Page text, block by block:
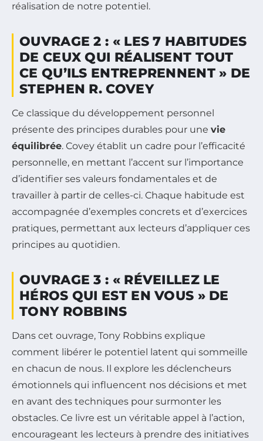
réalisation de notre potentiel.
OUVRAGE 2 : « LES 7 HABITUDES
DE CEUX QUI RÉALISENT TOUT
CE QU’ILS ENTREPRENNENT » DE
STEPHEN R. COVEY
Ce classique du développement personnel
présente des principes durables pour une vie
équilibrée. Covey établit un cadre pour l’efficacité
personnelle, en mettant l’accent sur l’importance
d’identifier ses valeurs fondamentales et de
travailler à partir de celles-ci. Chaque habitude est
accompagnée d’exemples concrets et d’exercices
pratiques, permettant aux lecteurs d’appliquer ces
principes au quotidien.
OUVRAGE 3 : « RÉVEILLEZ LE
HÉROS QUI EST EN VOUS » DE
TONY ROBBINS
Dans cet ouvrage, Tony Robbins explique
comment libérer le potentiel latent qui sommeille
en chacun de nous. Il explore les déclencheurs
émotionnels qui influencent nos décisions et met
en avant des techniques pour surmonter les
obstacles. Ce livre est un véritable appel à l’action,
encourageant les lecteurs à prendre des initiatives